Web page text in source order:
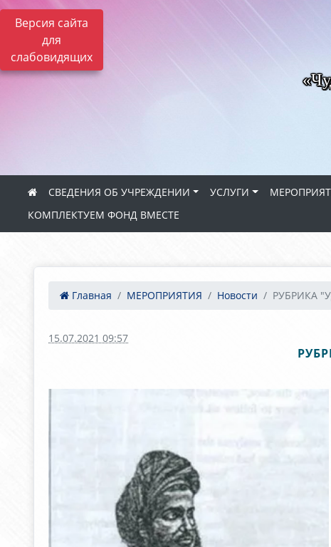
Версия сайта
для
слабовидящих
СВЕДЕНИЯ ОБ УЧРЕЖДЕНИИ УСЛУГИ
КОМПЛЕКТУЕМ ФОНД ВМЕСТЕ
Главная МЕРОПРИЯТИЯ Новости РУБРИКА
15.07.2021 09:57